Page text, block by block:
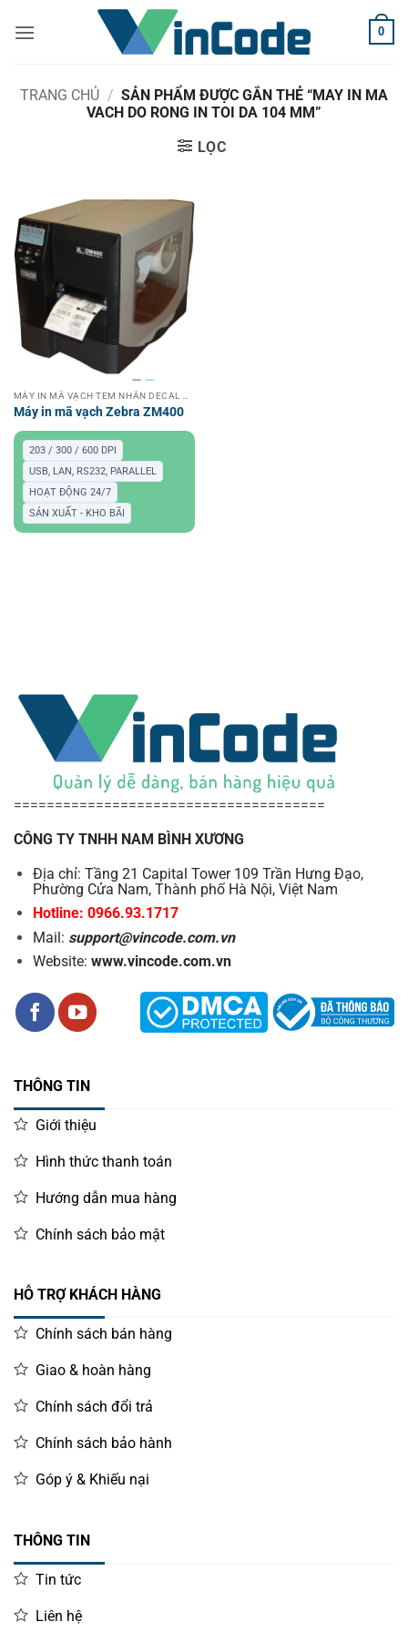
qua
0
TRANG CHỦ / SẢN PHẨM ĐƯỢC GẮN THẺ “MAY IN MA
VACH DO RONG IN TOI DA 104 MM”
LỌC
Máy in mã vạch Zebra ZM400
203 / 300 / 600 DPI
USB, LAN, RS232, PARALLEL
HOẠT ĐỘNG 24/7
SẢN XUẤT - KHO BÃI
======================================
CÔNG TY TNHH NAM BÌNH XƯƠNG
Địa chỉ: Tầng 21 Capital Tower 109 Trần Hưng Đạo,
Phường Cửa Nam, Thành phố Hà Nội, Việt Nam
Hotline: 0966.93.1717
Mail: support@vincode.com.vn
Website: www.vincode.com.vn
THÔNG TIN
Giới thiệu
Hình thức thanh toán
Hướng dẫn mua hàng
Chính sách bảo mật
HỖ TRỢ KHÁCH HÀNG
Chính sách bán hàng
Giao & hoàn hàng
Chính sách đổi trả
Chính sách bảo hành
Góp ý & Khiếu nại
THÔNG TIN
Tin tức
Liên hệ